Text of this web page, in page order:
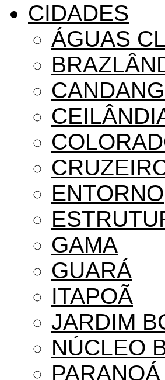
CIDADES
ÁGUAS
ENTORNO
GAMA
GUARÁ
ITAPOÃ
JARDIM
NÚCLEO
PARANOÁ